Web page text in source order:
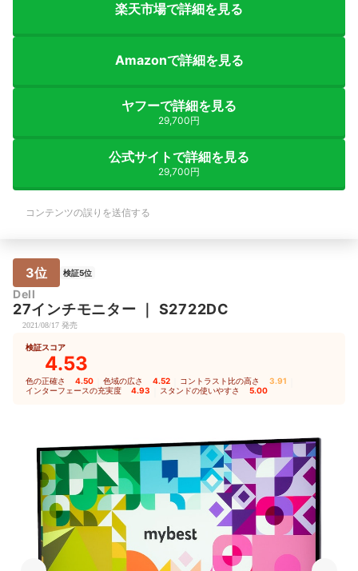
方向）に回転させ
楽天市場で詳細を見る
Amazonで詳細を見る
ヤフーで詳細を見る
29,700円
公式サイトで詳細を見る
29,700円
コンテンツの誤りを送信する
3位 検証5位
Dell
27インチモニター S2722DC
2021/08/17 発売
検証スコア
4.53
色の正確さ 4.50 色域の広さ 4.52 コントラスト比の高さ 3.91
インターフェースの充実度 4.93 スタンドの使いやすさ 5.00